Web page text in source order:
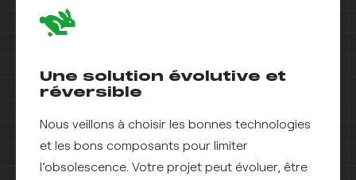
Une solution évolutive et
réversible
Nous veillons à choisir les bonnes technologies
et les bons composants pour limiter
l’obsolescence. Votre projet peut évoluer, être